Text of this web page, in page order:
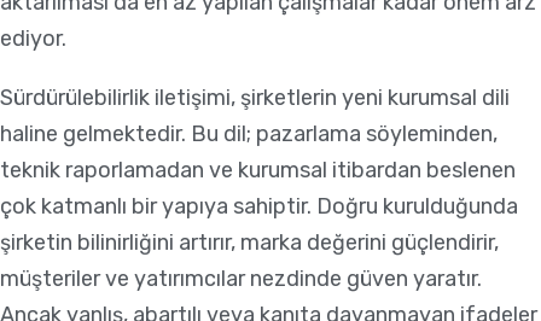
ediyor.
Sürdürülebilirlik iletişimi, şirketlerin yeni kurumsal dili
haline gelmektedir. Bu dil; pazarlama söyleminden,
teknik raporlamadan ve kurumsal itibardan beslenen
çok katmanlı bir yapıya sahiptir. Doğru kurulduğunda
şirketin bilinirliğini artırır, marka değerini güçlendirir,
müşteriler ve yatırımcılar nezdinde güven yaratır.
Ancak yanlış, abartılı veya kanıta dayanmayan ifadeler